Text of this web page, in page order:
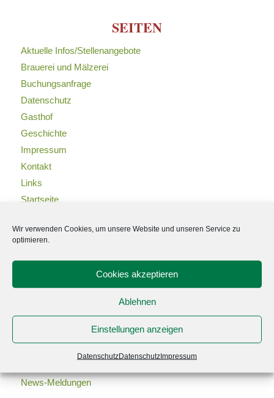
Wir verwenden Cookies, um unsere Website und unseren Service zu
optimieren.
Cookies akzeptieren
Ablehnen
Einstellungen anzeigen
DatenschutzDatenschutzImpressum
SEITEN
Aktuelle Infos/Stellenangebote
Brauerei und Mälzerei
Buchungsanfrage
Datenschutz
Gasthof
Geschichte
Impressum
Kontakt
Links
Startseite
Zimmer
KATEGORIEN
News-Meldungen